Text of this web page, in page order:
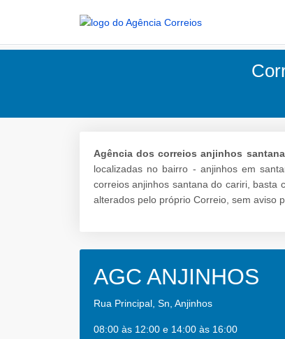
Agência dos correios anjinhos
localizadas no bairro - anjinhos em
correios anjinhos santana do cariri, basta
alterados pelo próprio Correio, sem aviso
AGC ANJINHOS
Rua Principal, Sn, Anjinhos
08:00 às 12:00 e 14:00 às 16:00